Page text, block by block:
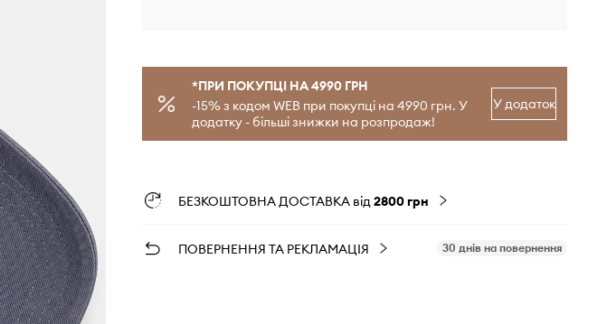
*ПРИ ПОКУПЦІ НА 4990 ГРН
-15% з кодом WEB при покупці на 4990 грн. У
додатку - більші знижки на розпродаж!
У додаток
БЕЗКОШТОВНА ДОСТАВКА від2800 грн
ПОВЕРНЕННЯ ТА РЕКЛАМАЦІЯ 30 днів на повернення